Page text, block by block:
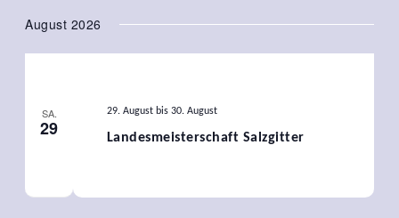
und
August 2026
SA.
29 Landesmeisterschaft Salzgitter
29. Augustbis 30. August